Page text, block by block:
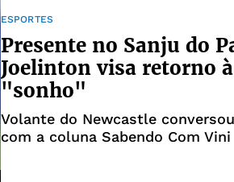
ESPORTES
Presente no Sanju do
Joelinton visa retorno
"sonho"
Volante do Newcastle
com a coluna Sabendo Com Vini